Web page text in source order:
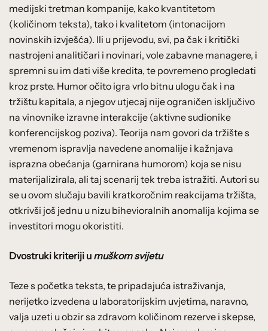
medijski tretman kompanije, kako kvantitetom
(količinom teksta), tako i kvalitetom (intonacijom
novinskih izvješća). Ili u prijevodu, svi, pa čak i kritički
nastrojeni analitičari i novinari, vole zabavne managere, i
spremni su im dati više kredita, te povremeno progledati
kroz prste. Humor očito igra vrlo bitnu ulogu čak i na
tržištu kapitala, a njegov utjecaj nije ograničen isključivo
na vinovnike izravne interakcije (aktivne sudionike
konferencijskog poziva). Teorija nam govori da tržište s
vremenom ispravlja navedene anomalije i kažnjava
isprazna obećanja (garnirana humorom) koja se nisu
materijalizirala, ali taj scenarij tek treba istražiti. Autori su
se u ovom slučaju bavili kratkoročnim reakcijama tržišta,
otkrivši još jednu u nizu bihevioralnih anomalija kojima se
investitori mogu okoristiti.
Dvostruki kriteriji u muškom svijetu
Teze s početka teksta, te pripadajuća istraživanja,
nerijetko izvedena u laboratorijskim uvjetima, naravno,
valja uzeti u obzir sa zdravom količinom rezerve i skepse,